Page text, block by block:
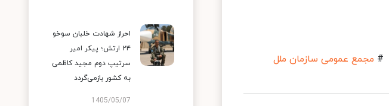
# مجمع عمومی سازمان ملل
احراز شهادت خلبان سوخو
۲۴ ارتش؛ پیکر امیر
سرتیپ دوم مجید کاظمی
به کشور بازمی‌گردد
1405/05/07